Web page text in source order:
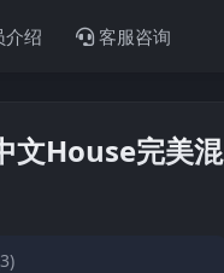
介绍 客服咨询
文House完美混